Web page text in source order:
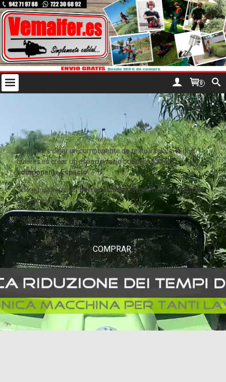
0
No puedes dejar un componente de texto vacío, si lo que
quieres es crear un espacio vacío puedes usar el
componente Espacio.
Si lo que quieres esborrar el textosimplemente arrástralo
a la papelera.
COMPRAR